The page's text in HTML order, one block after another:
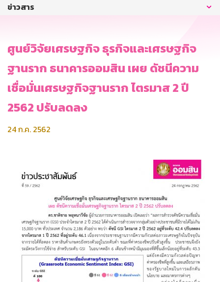
ข่าวสาร
ศูนย์วิจัยเศรษฐกิจ ธุรกิจและเศรษฐกิจ
ฐานราก ธนาคารออมสิน เผย ดัชนีความ
เชื่อมั่นเศรษฐกิจฐานราก ไตรมาส 2 ปี
2562 ปรับลดลง
24 ก.ค. 2562